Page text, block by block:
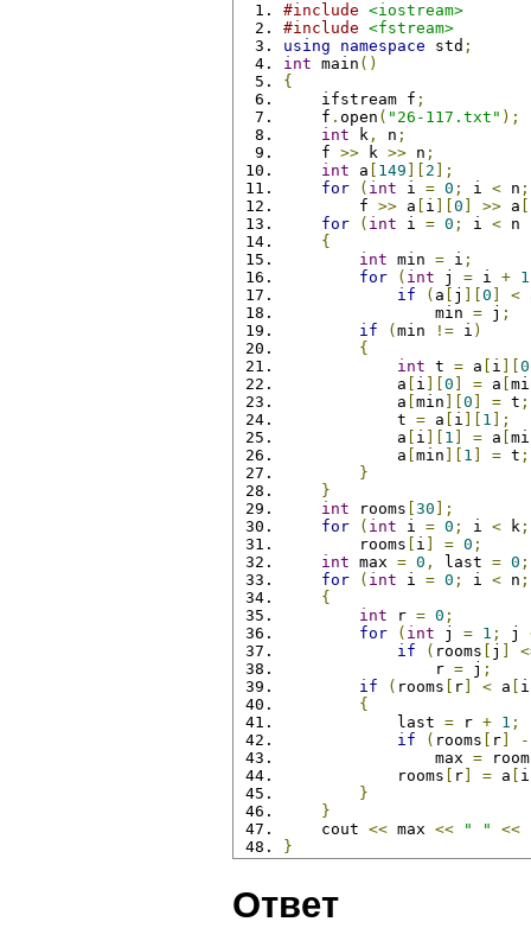
#include <iostream>
#include <fstream>
using
namespace std ;
int main ()
{
    ifstream f
;
    f
. open ( "26-117.txt" );
int k , n ;
    f
>> k >> n ;
int a 149 2 ];
for
( int i = 0 ; i < n ;
        f
>> a i 0 >> a
for
( int i = 0 ; i < n
{
int min = i ;
for
( int j = i + 1
if
( a j 0 <
                min
= j ;
if
( min != i )
{
int t = a i 0
            a
i 0 = a
            a
min 0 = t ;
            t
= a i 1 ];
            a
i 1 = a
            a
min 1 = t ;
}
}
int rooms 30 ];
for
( int i = 0 ; i < k ;
        rooms
i = 0 ;
int max = 0 , last = 0 ;
for
( int i = 0 ; i < n ;
{
int r = 0 ;
for
( int j = 1 ; j
if
( rooms j
                r
= j ;
if
( rooms r < a i
{
            last
= r + 1 ;
if
( rooms r -
                max
=
            rooms
r = a i
}
}
    cout
<< max << " " <<
}
Ответ